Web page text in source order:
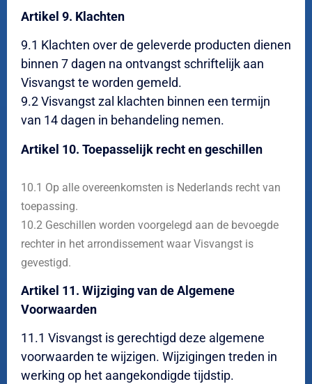
Artikel 9. Klachten
9.1 Klachten over de geleverde producten dienen
binnen 7 dagen na ontvangst schriftelijk aan
Visvangst te worden gemeld.
9.2 Visvangst zal klachten binnen een termijn
van 14 dagen in behandeling nemen.
Artikel 10. Toepasselijk recht en geschillen
10.1 Op alle overeenkomsten is Nederlands recht van
toepassing.
10.2 Geschillen worden voorgelegd aan de bevoegde
rechter in het arrondissement waar Visvangst is
gevestigd.
Artikel 11. Wijziging van de Algemene
Voorwaarden
11.1 Visvangst is gerechtigd deze algemene
voorwaarden te wijzigen. Wijzigingen treden in
werking op het aangekondigde tijdstip.